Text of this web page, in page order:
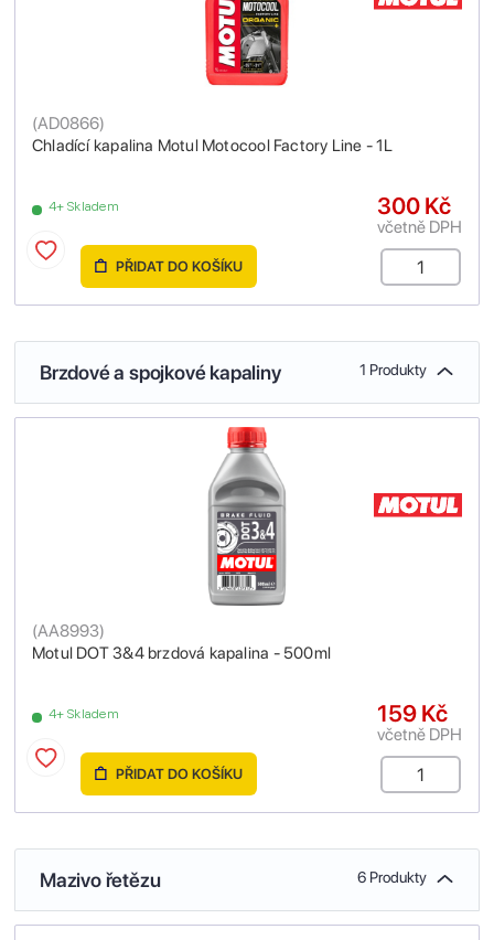
Chladící kapalina Motul Motocool Factory Line - 1L
(AD0866)
4+ Skladem 300 Kč
včetně DPH
PŘIDAT DO KOŠÍKU
Brzdové a spojkové kapaliny 1 Produkty
Motul DOT 3&4 brzdová kapalina - 500ml
(AA8993)
4+ Skladem 159 Kč
včetně DPH
PŘIDAT DO KOŠÍKU
Mazivo řetězu 6 Produkty